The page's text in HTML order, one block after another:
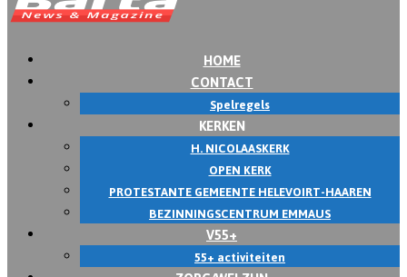
HOME
CONTACT
Spelregels
KERKEN
H. NICOLAASKERK
OPEN KERK
PROTESTANTE GEMEENTE HELEVOIRT-HAAREN
BEZINNINGSCENTRUM EMMAUS
V55+
55+ activiteiten